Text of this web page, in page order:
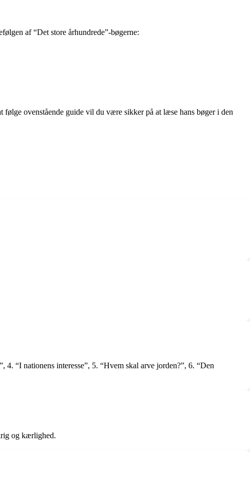
af “Det store århundrede”-bøgerne:
ovenstående guide vil du være sikker på at læse hans bøger i den
“I nationens interesse”, 5. “Hvem skal arve jorden?”, 6. “Den
og kærlighed.